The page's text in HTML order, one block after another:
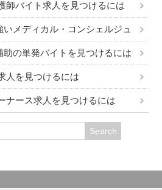
師バイト求人を見つけるには
メディカル・コンシェルジュ
の単発バイトを見つけるには
人を見つけるには
ナース求人を見つけるには